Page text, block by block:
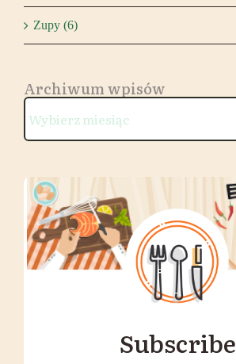
Zupy (6)
Archiwum wpisów
wpisów
Subscribe